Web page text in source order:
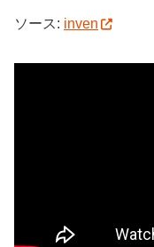
ソース: inven